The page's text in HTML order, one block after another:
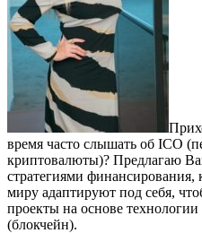
время часто слышать об ICO
криптовалюты)? Предлагаю
стратегиями финансирования,
миру адаптируют под себя,
проекты на основе
(блокчейн).